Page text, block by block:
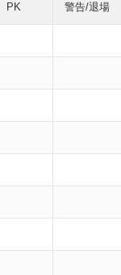
PK 警告/退場